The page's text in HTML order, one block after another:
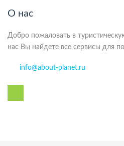
О нас
Добро пожаловать в
нас Вы найдете все сервисы для
info@about-planet.ru